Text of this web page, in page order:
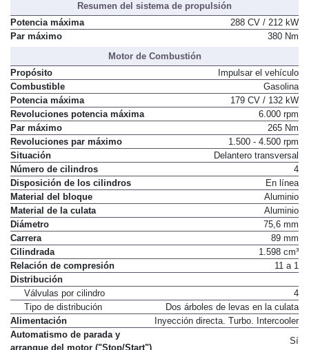
Resumen del sistema de propulsión
Potencia máxima
288 CV / 212 kW
Par máximo
380 Nm
Motor de Combustión
Propósito
Impulsar el vehículo
Combustible
Gasolina
Potencia máxima
179 CV / 132 kW
Revoluciones potencia máxima
6.000 rpm
Par máximo
265 Nm
Revoluciones par máximo
1.500 - 4.500 rpm
Situación
Delantero transversal
Número de cilindros
4
Disposición de los cilindros
En línea
Material del bloque
Aluminio
Material de la culata
Aluminio
Diámetro
75,6 mm
Carrera
89 mm
Cilindrada
1.598 cm³
Relación de compresión
11 a 1
Distribución
Válvulas por cilindro
4
Tipo de distribución
Dos árboles de levas en la culata
Alimentación
Inyección directa. Turbo. Intercooler
Automatismo de parada y
arranque del motor ("Stop/Start")
Sí